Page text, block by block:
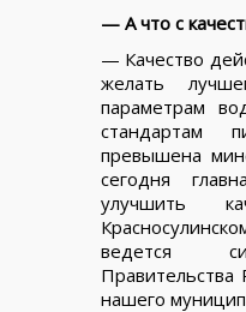
— А что с
— Качество
желать
параметрам
стандартам
превышена
сегодня
улучшить
ведется
Правительства
нашего